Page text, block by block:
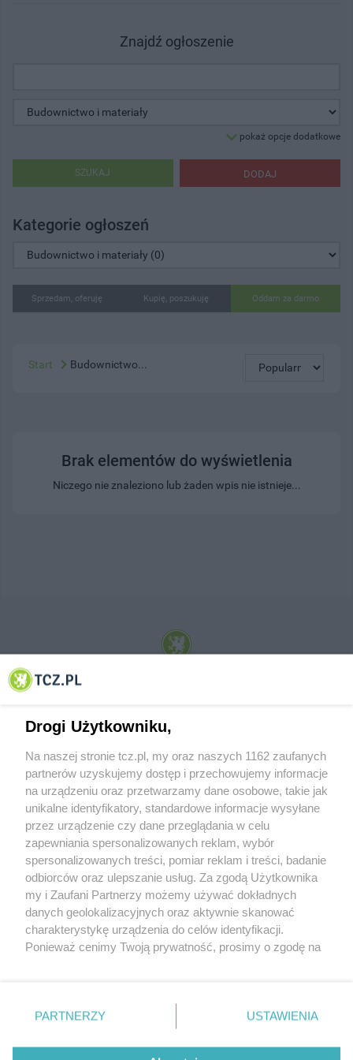
Znajdź ogłoszenie
pokaż opcje dodatkowe
DODAJ
SZUKAJ
Kategorie ogłoszeń
Sprzedam, oferuję Kupię, poszukuję Oddam za darmo
Start Budownictwo...
Brak elementów do wyświetlenia
Niczego nie znaleziono lub żaden wpis nie istnieje...
© 2001-2026 Tczew - TCZ.PL Sp. z o.o. Internetowy Serwis Informacyjny Miasta
O FIRMIE POLITYKA PRYWATNOŚCI HOSTING
REKLAMA WSPÓŁPRACA RSS FACEBOOK KONTAKT
Nasze serwisy
Aktualności
Tcz24
Historia miasta
Muzyka i kultura
Archiwum wydarzeń
Zdjęcia miasta
Drogi Użytkowniku,
Na naszej stronie tcz.pl, my oraz naszych 1162 zaufanych
partnerów uzyskujemy dostęp i przechowujemy informacje
na urządzeniu oraz przetwarzamy dane osobowe, takie jak
unikalne identyfikatory, standardowe informacje wysyłane
przez urządzenie czy dane przeglądania w celu
zapewniania spersonalizowanych reklam, wybór
spersonalizowanych treści, pomiar reklam i treści, badanie
odbiorców oraz ulepszanie usług. Za zgodą Użytkownika
my i Zaufani Partnerzy możemy używać dokładnych
danych geolokalizacyjnych oraz aktywnie skanować
charakterystykę urządzenia do celów identyfikacji.
Ponieważ cenimy Twoją prywatność, prosimy o zgodę na
znajdujący się w lewym dolnym rogu strony
. Niektóre
PARTNERZY USTAWIENIA